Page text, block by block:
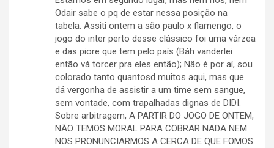
Odair sabe o pq de estar nessa posição na
tabela. Assiti ontem a são paulo x flamengo, o
jogo do inter perto desse clássico foi uma várzea
e das piore que tem pelo país (Báh vanderlei
então vá torcer pra eles então); Não é por aí, sou
colorado tanto quantosd muitos aqui, mas que
dá vergonha de assistir a um time sem sangue,
sem vontade, com trapalhadas dignas de DIDI.
Sobre arbitragem, A PARTIR DO JOGO DE ONTEM,
NÃO TEMOS MORAL PARA COBRAR NADA NEM
NOS PRONUNCIARMOS A CERCA DE QUE FOMOS